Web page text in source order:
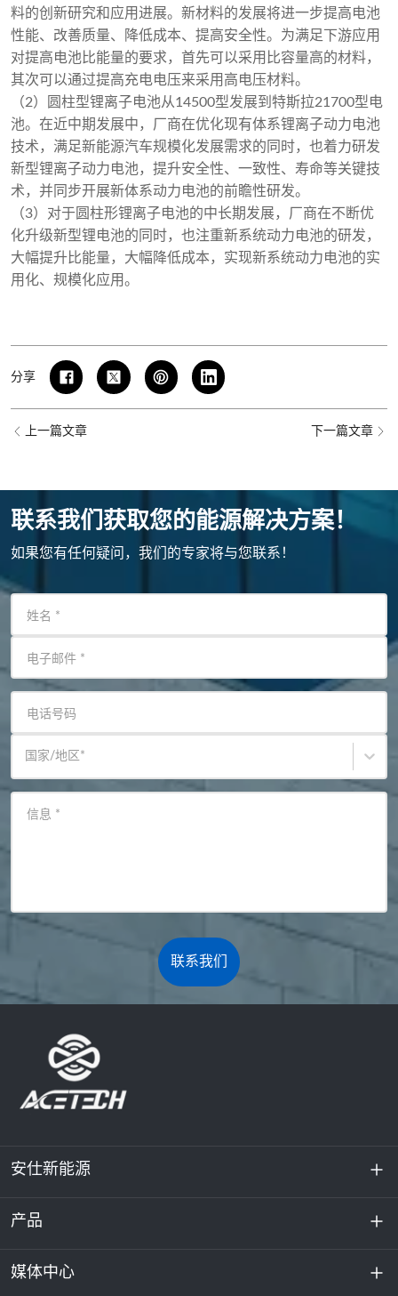
料的创新研究和应用进展。新材料的发展将进一步提高电池
性能、改善质量、降低成本、提高安全性。为满足下游应用
对提高电池比能量的要求，首先可以采用比容量高的材料，
其次可以通过提高充电电压来采用高电压材料。
（2）圆柱型锂离子电池从14500型发展到特斯拉21700型电
池。在近中期发展中，厂商在优化现有体系锂离子动力电池
技术，满足新能源汽车规模化发展需求的同时，也着力研发
新型锂离子动力电池，提升安全性、一致性、寿命等关键技
术，并同步开展新体系动力电池的前瞻性研发。
（3）对于圆柱形锂离子电池的中长期发展，厂商在不断优
化升级新型锂电池的同时，也注重新系统动力电池的研发，
大幅提升比能量，大幅降低成本，实现新系统动力电池的实
用化、规模化应用。
分享
上一篇文章 下一篇文章
联系我们获取您的能源解决方案！
如果您有任何疑问，我们的专家将与您联系！
姓名 *
电子邮件 *
电话号码
国家/地区 *
信息 *
联系我们
安仕新能源
关于我们
可持续发展
产品
储能
媒体中心